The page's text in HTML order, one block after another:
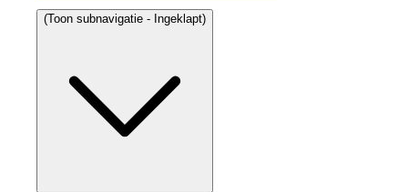
(Toon subnavigatie - Ingeklapt)